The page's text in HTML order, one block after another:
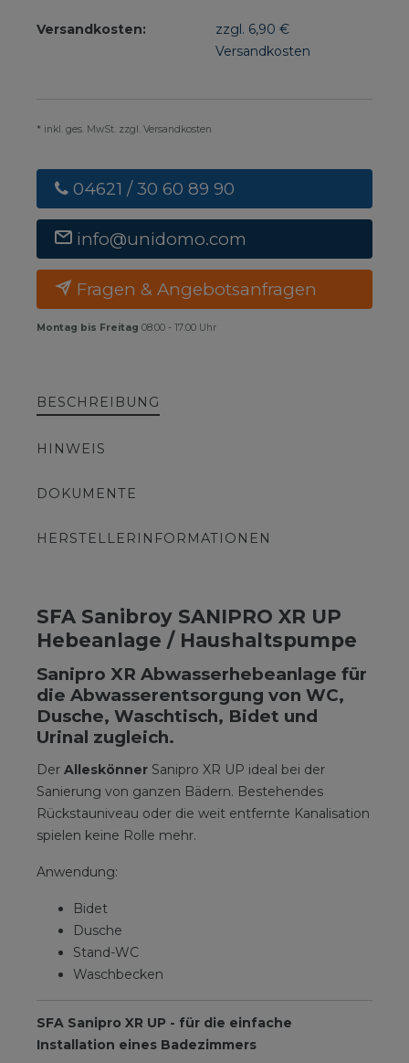
Versandkosten:
zzgl. 6,90 €
Versandkosten
* inkl. ges. MwSt. zzgl. Versandkosten
04621 / 30 60 89 90
info@unidomo.com
Fragen & Angebotsanfragen
Montag bis Freitag 08:00 - 17:00 Uhr
BESCHREIBUNG
HINWEIS
DOKUMENTE
HERSTELLERINFORMATIONEN
SFA Sanibroy SANIPRO XR UP
Hebeanlage / Haushaltspumpe
Sanipro XR Abwasserhebeanlage für
die Abwasserentsorgung von WC,
Dusche, Waschtisch, Bidet und
Urinal zugleich.
Der Alleskönner Sanipro XR UP ideal bei der
Sanierung von ganzen Bädern. Bestehendes
Rückstauniveau oder die weit entfernte Kanalisation
spielen keine Rolle mehr.
Anwendung:
Bidet
Dusche
Stand-WC
Waschbecken
SFA Sanipro XR UP - für die einfache
Installation eines Badezimmers